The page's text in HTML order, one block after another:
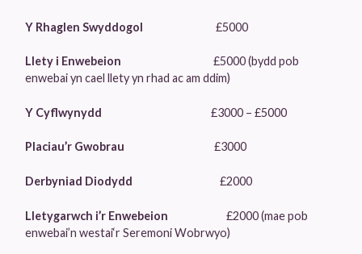
Y Rhaglen Swyddogol £5000
Llety i Enwebeion £5000 (bydd pob
enwebai yn cael llety yn rhad ac am ddim)
Y Cyflwynydd £3000 – £5000
Placiau’r Gwobrau £3000
Derbyniad Diodydd £2000
Lletygarwch i’r Enwebeion
£2000 (mae pob
enwebai’n westai‘r Seremoni Wobrwyo)